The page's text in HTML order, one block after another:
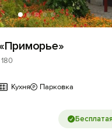
Кухня Парковка